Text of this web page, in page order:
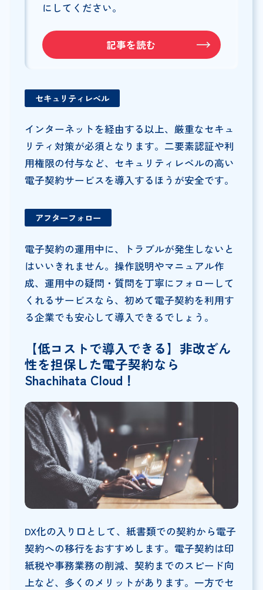
記事を読む
にしてください。
セキュリティレベル
インターネットを経由する以上、厳重なセキュ
リティ対策が必須となります。二要素認証や利
用権限の付与など、セキュリティレベルの高い
電子契約サービスを導入するほうが安全です。
アフターフォロー
電子契約の運用中に、トラブルが発生しないと
はいいきれません。操作説明やマニュアル作
成、運用中の疑問・質問を丁寧にフォローして
くれるサービスなら、初めて電子契約を利用す
る企業でも安心して導入できるでしょう。
【低コストで導入できる】非改ざん
性を担保した電子契約なら
Shachihata Cloud！
DX化の入り口として、紙書類での契約から電子
契約への移行をおすすめします。電子契約は印
紙税や事務業務の削減、契約までのスピード向
上など、多くのメリットがあります。一方でセ